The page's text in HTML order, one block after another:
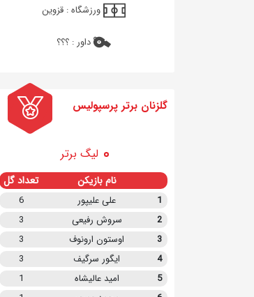
ورزشگاه :قزوین
داور :؟؟؟
گلزنان برتر پرسپولیس
لیگ برتر
نام بازیکن تعداد گل
1 علی علیپور
6
2
سروش رفیعی
3
3
اوستون ارونوف
3
4
ایگور سرگیف
3
5
امید عالیشاه
1